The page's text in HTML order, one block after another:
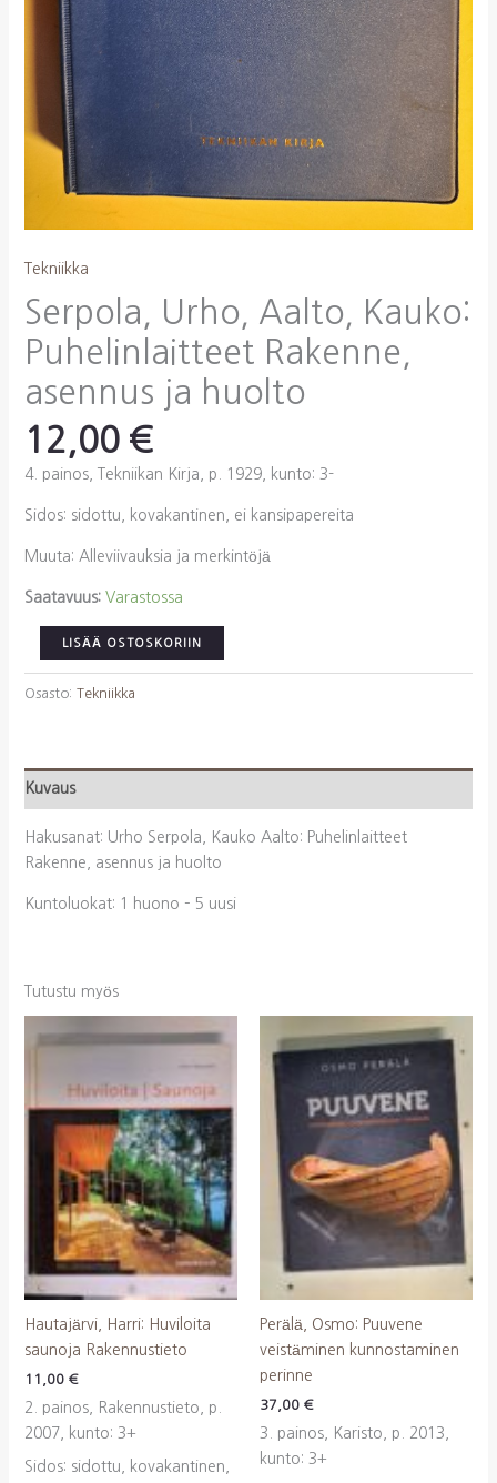
Tekniikka
Serpola, Urho, Aalto, Kauko:
Puhelinlaitteet Rakenne,
asennus ja huolto
12,00 €
4. painos, Tekniikan Kirja, p. 1929, kunto: 3-
Sidos: sidottu, kovakantinen, ei kansipapereita
Muuta: Alleviivauksia ja merkintöjä
Saatavuus: Varastossa
Serpola,
Urho,
Aalto,
asennus
huolto
määrä
LISÄÄ OSTOSKORIIN
Osasto: Tekniikka
Kuvaus
Hakusanat: Urho Serpola, Kauko Aalto: Puhelinlaitteet
Rakenne, asennus ja huolto
Kuntoluokat: 1 huono – 5 uusi
Tutustu myös
Hautajärvi, Harri: Huviloita
saunoja Rakennustieto
11,00 €
2. painos, Rakennustieto, p.
2007, kunto: 3+
Sidos: sidottu, kovakantinen,
Perälä, Osmo: Puuvene
veistäminen kunnostaminen
perinne
37,00 €
3. painos, Karisto, p. 2013,
kunto: 3+